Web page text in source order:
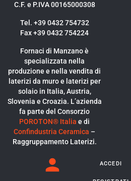
C.F. e P.IVA 00165000308
Tel. +39 0432 754732
Fax +39 0432 754224
Fornaci di Manzano è
specializzata nella
produzione e nella vendita di
laterizi da muro e laterizi per
solaio in Italia, Austria,
Slovenia e Croazia. L’azienda
fa parte del Consorzio
POROTON® Italia e di
Confindustria Ceramica –
Raggruppamento Laterizi.
ACCEDI